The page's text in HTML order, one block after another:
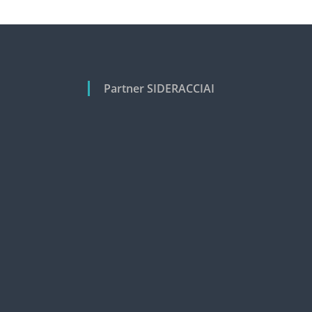
Partner SIDERACCIAI